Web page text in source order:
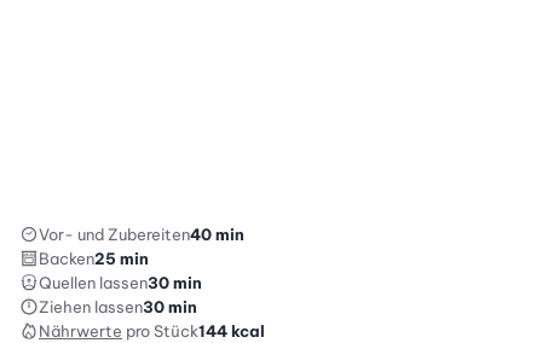
Vor- und Zubereiten40 min
Backen25 min
Quellen lassen30 min
Ziehen lassen30 min
Nährwerte pro Stück144kcal